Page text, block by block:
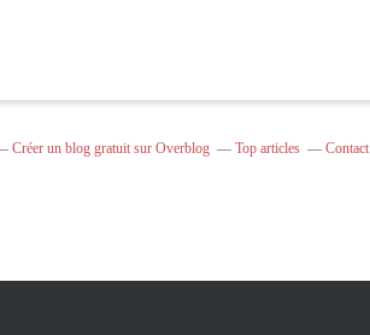
Créer un blog gratuit sur Overblog Top articles Contact